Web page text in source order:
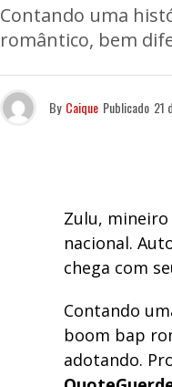
Contando uma
romântico, bem
By Caique Publicado 21
Zulu, mineiro
nacional.
chega com
Contando
boom bap
adotando.